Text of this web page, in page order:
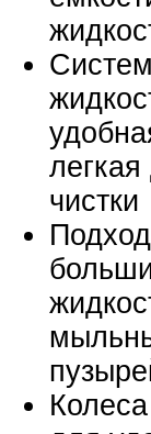
чистки